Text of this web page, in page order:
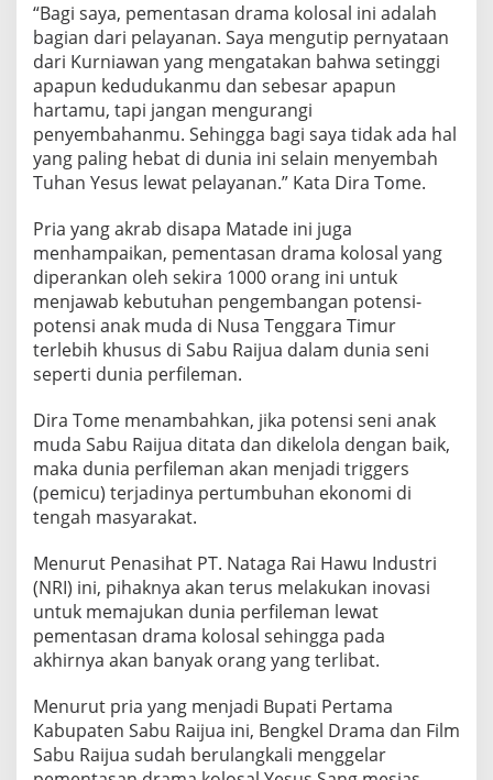
“Bagi saya, pementasan drama kolosal ini adalah
bagian dari pelayanan. Saya mengutip pernyataan
dari Kurniawan yang mengatakan bahwa setinggi
apapun kedudukanmu dan sebesar apapun
hartamu, tapi jangan mengurangi
penyembahanmu. Sehingga bagi saya tidak ada hal
yang paling hebat di dunia ini selain menyembah
Tuhan Yesus lewat pelayanan.” Kata Dira Tome.
Pria yang akrab disapa Matade ini juga
menhampaikan, pementasan drama kolosal yang
diperankan oleh sekira 1000 orang ini untuk
menjawab kebutuhan pengembangan potensi-
potensi anak muda di Nusa Tenggara Timur
terlebih khusus di Sabu Raijua dalam dunia seni
seperti dunia perfileman.
Dira Tome menambahkan, jika potensi seni anak
muda Sabu Raijua ditata dan dikelola dengan baik,
maka dunia perfileman akan menjadi triggers
(pemicu) terjadinya pertumbuhan ekonomi di
tengah masyarakat.
Menurut Penasihat PT. Nataga Rai Hawu Industri
(NRI) ini, pihaknya akan terus melakukan inovasi
untuk memajukan dunia perfileman lewat
pementasan drama kolosal sehingga pada
akhirnya akan banyak orang yang terlibat.
Menurut pria yang menjadi Bupati Pertama
Kabupaten Sabu Raijua ini, Bengkel Drama dan Film
Sabu Raijua sudah berulangkali menggelar